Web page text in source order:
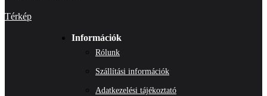
Térkép
Információk
Rólunk
Szállítási információk
Adatkezelési tájékoztató